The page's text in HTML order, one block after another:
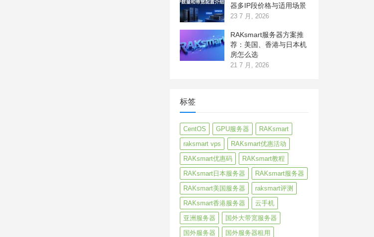
器多IP段价格与适用场景
23 7 月, 2026
RAKsmart服务器方案推
荐：美国、香港与日本机
房怎么选
21 7 月, 2026
标签
CentOS GPU服务器
RAKsmart
raksmart vps
RAKsmart优惠活动
RAKsmart优惠码
RAKsmart教程
RAKsmart日本服务器
RAKsmart服务器
RAKsmart美国服务器
raksmart评测
RAKsmart香港服务器
云手机
亚洲服务器
国外大带宽服务器
国外服务器
国外服务器租用